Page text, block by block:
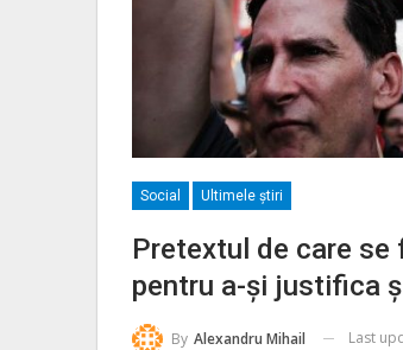
Social Ultimele ştiri
Pretextul de care
pentru a-și justifica
By Alexandru Mihail Last